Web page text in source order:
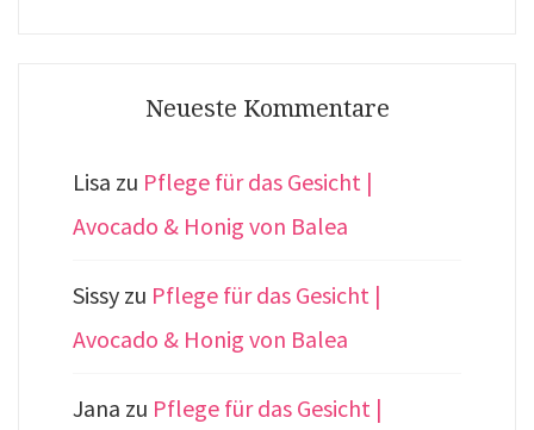
Neueste Kommentare
Lisa zu Pflege für das Gesicht |
Avocado & Honig von Balea
Sissy zu Pflege für das Gesicht |
Avocado & Honig von Balea
Jana zu Pflege für das Gesicht |